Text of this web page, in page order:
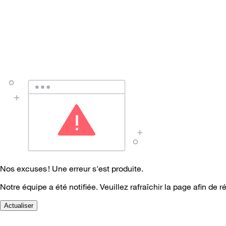
Nos excuses ! Une erreur s'est produite.
Notre équipe a été notifiée. Veuillez rafraîchir la page afin de
Actualiser